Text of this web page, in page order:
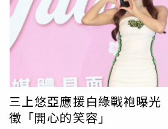
現在不僅是好萊塢電影的話題中心，
球殿堂，〈Mention Me〉勢必將繼
另一首風靡全世界的Kpop神曲。同
製與配音演員的史蒂芬柯瑞，在訪
最想傳達給觀眾的核心精神。他表示
球有多深的了解，也能享受這部作品
的動作場面娛樂到，但更重要的是，
色的移動方式，以及每一個角色在銀
些都是純粹的娛樂體驗。」《山羊巔
持續進化，未來成為球隊輪值中的核
棒具有深厚傳統，長期被視為球隊
項象徵可追溯至讀賣巨人等老牌球
其源自日本歌舞伎文化中的「十八
看家本領，後來被引申為頂尖選手的
上，18號過去皆由本土投手穿著，包
松坂大輔，以及前「四本柱」之一
渚。近年則由2011年選秀狀元武田
束轉戰韓國職棒後，這個
三上悠亞應援白綠戰袍曝
徵「開心的笑容」